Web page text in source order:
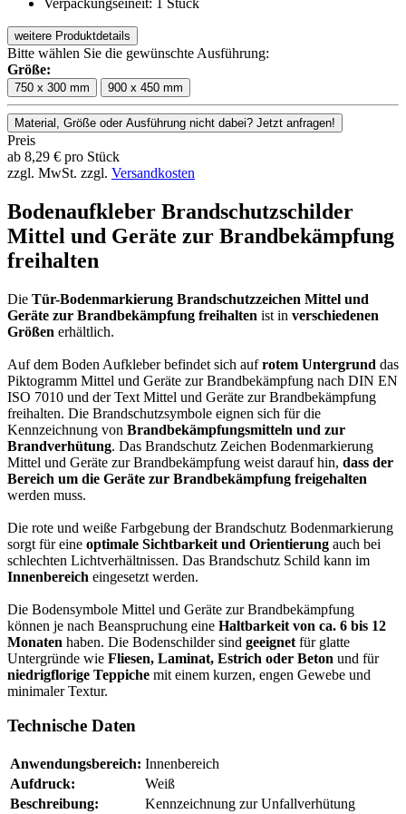
weitere Produktdetails
Bitte wählen Sie die gewünschte Ausführung:
Größe:
750 x 300 mm 900 x 450 mm
Material, Größe oder Ausführung nicht dabei? Jetzt anfragen!
Preis
ab 8,29 € pro Stück
zzgl. MwSt. zzgl. Versandkosten
Bodenaufkleber Brandschutzschilder
Mittel und Geräte zur Brandbekämpfung
freihalten
Die Tür-Bodenmarkierung Brandschutzzeichen Mittel und
Geräte zur Brandbekämpfung freihalten ist in verschiedenen
Größen erhältlich.
Auf dem Boden Aufkleber befindet sich aufrotem Untergrund das
Piktogramm Mittel und Geräte zur Brandbekämpfung nach DIN EN
ISO 7010 und der Text Mittel und Geräte zur Brandbekämpfung
freihalten. Die Brandschutzsymbole eignen sich für die
Kennzeichnung von Brandbekämpfungsmitteln und zur
Brandverhütung. Das Brandschutz Zeichen Bodenmarkierung
Mittel und Geräte zur Brandbekämpfung weist darauf hin, dass der
Bereich um die Geräte zur Brandbekämpfung freigehalten
werden muss.
Die rote und weiße Farbgebung der Brandschutz Bodenmarkierung
sorgt für eine optimale Sichtbarkeit und Orientierung auch bei
schlechten Lichtverhältnissen. Das Brandschutz Schild kann im
Innenbereich eingesetzt werden.
Die Bodensymbole Mittel und Geräte zur Brandbekämpfung
können je nach Beanspruchung eine Haltbarkeit von ca. 6 bis 12
Monaten haben. Die Bodenschilder sind geeignet für glatte
Untergründe wie Fliesen, Laminat, Estrich oder Beton und für
niedrigflorige Teppiche mit einem kurzen, engen Gewebe und
minimaler Textur.
Technische Daten
Anwendungsbereich: Innenbereich
Aufdruck:
Weiß
Beschreibung:
Kennzeichnung zur Unfallverhütung